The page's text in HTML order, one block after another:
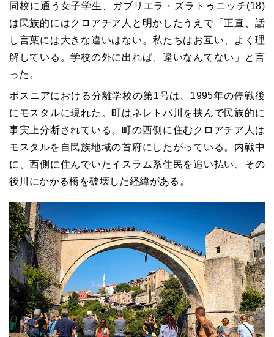
同校に通う女子学生、ガブリエラ・ズラトゥニッチ(18)
は民族的にはクロアチア人と明かしたうえで「正直、話
し言葉には大きな違いはない。私たちはお互い、よく理
解している。学校の外に出れば、違いなんてない」と言
った。
ボスニアにおける分離学校の第1号は、1995年の停戦後
にモスタルに現れた。町はネレトバ川を挟んで民族的に
事実上分断されている。町の西側に住むクロアチア人は
モスタルを自民族地域の首府にしたがっている。内戦中
に、西側に住んでいたイスラム系住民を追い払い、その
後川にかかる橋を破壊した経緯がある。